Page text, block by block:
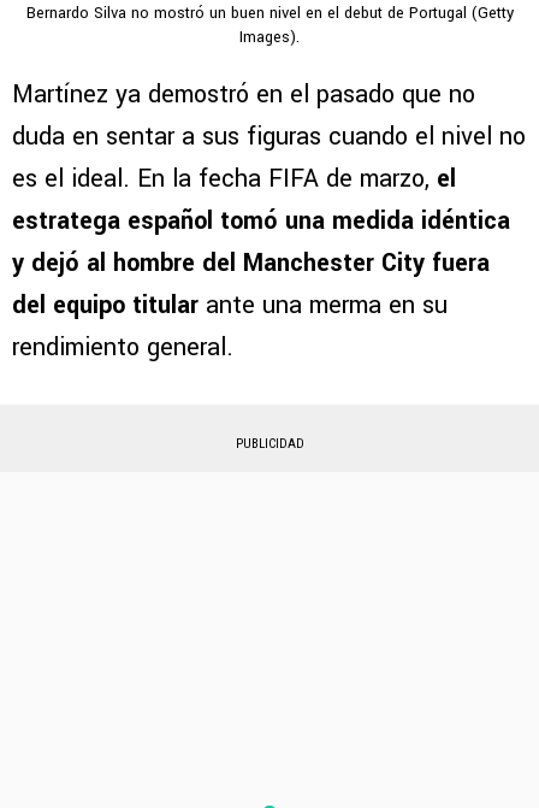
Bernardo Silva no mostró un buen nivel en el debut de Portugal (Getty
Images).
Martínez ya demostró en el pasado que no
duda en sentar a sus figuras cuando el nivel no
es el ideal. En la fecha FIFA de marzo, el
estratega español tomó una medida idéntica
y dejó al hombre del Manchester City fuera
del equipo titular ante una merma en su
rendimiento general.
PUBLICIDAD